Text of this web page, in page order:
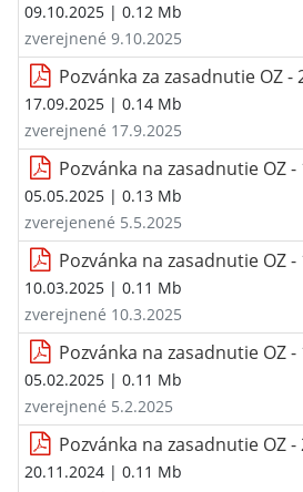
09.10.2025 | 0.12 Mb
zverejnené 9.10.2025
Pozvánka za zasadnutie OZ -
17.09.2025 | 0.14 Mb
zverejnené 17.9.2025
Pozvánka na zasadnutie OZ -
05.05.2025 | 0.13 Mb
zverejenené 5.5.2025
Pozvánka na zasadnutie OZ -
10.03.2025 | 0.11 Mb
zverejnené 10.3.2025
Pozvánka na zasadnutie OZ -
05.02.2025 | 0.11 Mb
zverejnené 5.2.2025
Pozvánka na zasadnutie OZ -
20.11.2024 | 0.11 Mb